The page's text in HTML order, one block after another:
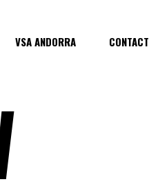
VSA ANDORRA CONTACT